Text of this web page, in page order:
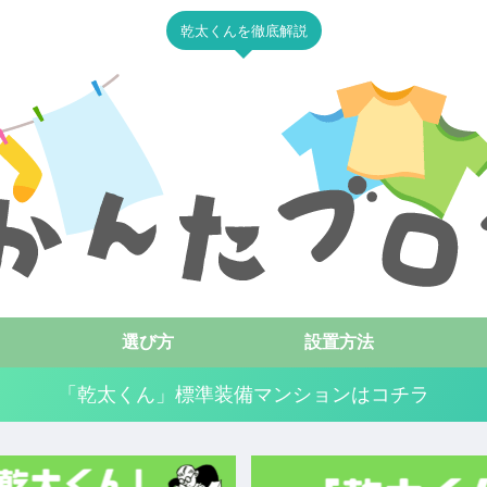
乾太くんを徹底解説
選び方 設置方法
「乾太くん」標準装備マンションはコチラ